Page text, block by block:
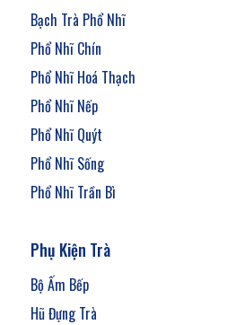
Bạch Trà Phổ Nhĩ
Phổ Nhĩ Chín
Phổ Nhĩ Hoá Thạch
Phổ Nhĩ Nếp
Phổ Nhĩ Quýt
Phổ Nhĩ Sống
Phổ Nhĩ Trần Bì
Phụ Kiện Trà
Bộ Ấm Bếp
Hũ Đựng Trà